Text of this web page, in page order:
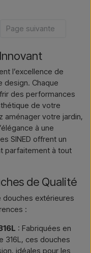
Page suivante
l’excellence de
design. Chaque
des performances
de votre
aménager votre jardin,
à une
SINED offrent un
parfaitement à tout
de Qualité
douches extérieures
:
: Fabriquées en
316L, ces douches
idéales pour les